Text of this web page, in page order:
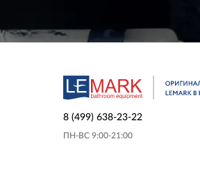
8 (499) 638-23-22
ПН-ВС 9:00-21:00